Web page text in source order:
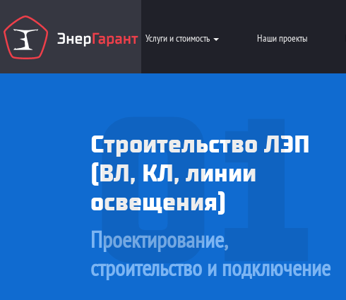
Услуги и стоимость Наши проекты
01
Строительство ЛЭП
(ВЛ, КЛ, линии
освещения)
Проектирование,
строительство и подключение